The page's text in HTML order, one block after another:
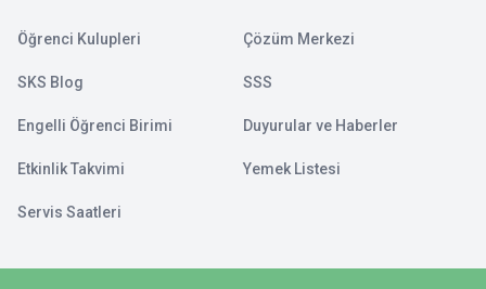
Öğrenci Kulupleri Çözüm Merkezi
SKS Blog SSS
Engelli Öğrenci Birimi Duyurular ve Haberler
Etkinlik Takvimi Yemek Listesi
Servis Saatleri